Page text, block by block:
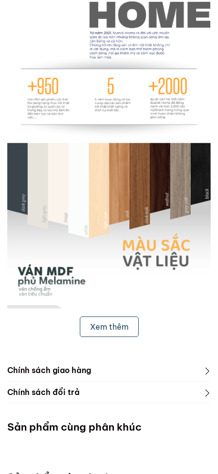
Xem thêm
Chính sách giao hàng
1. Freeship & Lắp đặt cho khách hàng các tỉnh thành
Miền Bắc
Chính sách đổi trả
Sản phẩm cùng phân khúc